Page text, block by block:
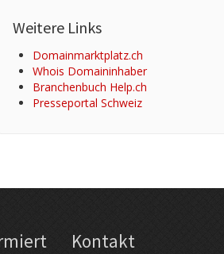
Weitere Links
Domainmarktplatz.ch
Whois Domaininhaber
Branchenbuch Help.ch
Presseportal Schweiz
Kontakt